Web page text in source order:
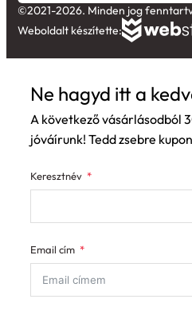
©2021-2026. Minden jog
Weboldalt készítette:
Ne hagyd itt a
A következő vásárlásodból
jóváírunk! Tedd zsebre
Keresztnév
Email cím